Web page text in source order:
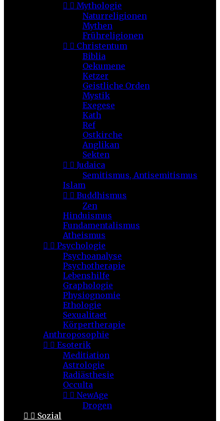
  Mythologie
Naturreligionen
Mythen
Frühreligionen
  Christentum
Biblia
Oekumene
Ketzer
Geistliche Orden
Mystik
Exegese
Kath
Ref
Ostkirche
Anglikan
Sekten
  Judaica
Semitismus, Antisemitismus
Islam
  Buddhismus
Zen
Hinduismus
Fundamentalismus
Atheismus
  Psychologie
Psychoanalyse
Psychotherapie
Lebenshilfe
Graphologie
Physiognomie
Ethologie
Sexualitaet
Körpertherapie
Anthroposophie
  Esoterik
Meditiation
Astrologie
Radiästhesie
Occulta
  NewAge
Drogen
  Sozial